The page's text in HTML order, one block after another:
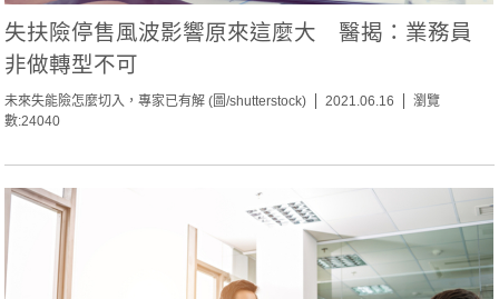
失扶險停售風波影響原來這麼大 醫揭：業務員
非做轉型不可
未來失能險怎麼切入，專家已有解 (圖/shutterstock) 2021.06.16
瀏覽
數:24040